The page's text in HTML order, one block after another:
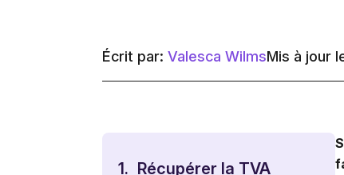
Écrit par: Valesca WilmsMis à jour
1. Récupérer la TVA